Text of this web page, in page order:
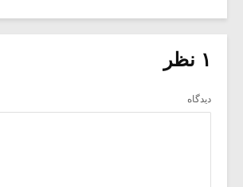
۱ نظر
دیدگاه